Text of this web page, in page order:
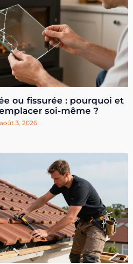
ou fissurée : pourquoi et
soi-même ?
août 3, 2026